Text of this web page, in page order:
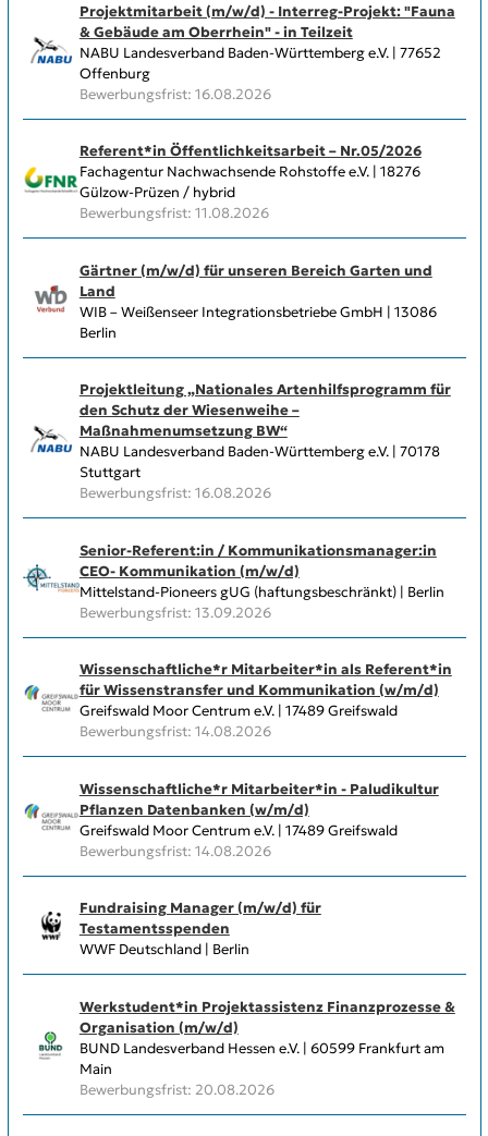
Projektmitarbeit (m/w/d) - Interreg-Projekt: "Fauna
& Gebäude am Oberrhein" - in Teilzeit
NABU Landesverband Baden-Württemberg e.V. | 77652
Offenburg
Bewerbungsfrist: 16.08.2026
Referent*in Öffentlichkeitsarbeit – Nr.05/2026
Fachagentur Nachwachsende Rohstoffe e.V. | 18276
Gülzow-Prüzen / hybrid
Bewerbungsfrist: 11.08.2026
Gärtner (m/w/d) für unseren Bereich Garten und
Land
WIB – Weißenseer Integrationsbetriebe GmbH | 13086
Berlin
Projektleitung „Nationales Artenhilfsprogramm für
den Schutz der Wiesenweihe –
Maßnahmenumsetzung BW“
NABU Landesverband Baden-Württemberg e.V. | 70178
Stuttgart
Bewerbungsfrist: 16.08.2026
Senior-Referent:in / Kommunikationsmanager:in
CEO- Kommunikation (m/w/d)
Mittelstand-Pioneers gUG (haftungsbeschränkt) | Berlin
Bewerbungsfrist: 13.09.2026
Wissenschaftliche*r Mitarbeiter*in als Referent*in
für Wissenstransfer und Kommunikation (w/m/d)
Greifswald Moor Centrum e.V. | 17489 Greifswald
Bewerbungsfrist: 14.08.2026
Wissenschaftliche*r Mitarbeiter*in - Paludikultur
Pflanzen Datenbanken (w/m/d)
Greifswald Moor Centrum e.V. | 17489 Greifswald
Bewerbungsfrist: 14.08.2026
Fundraising Manager (m/w/d) für
Testamentsspenden
WWF Deutschland | Berlin
Werkstudent*in Projektassistenz Finanzprozesse &
Organisation (m/w/d)
BUND Landesverband Hessen e.V. | 60599 Frankfurt am
Main
Bewerbungsfrist: 20.08.2026